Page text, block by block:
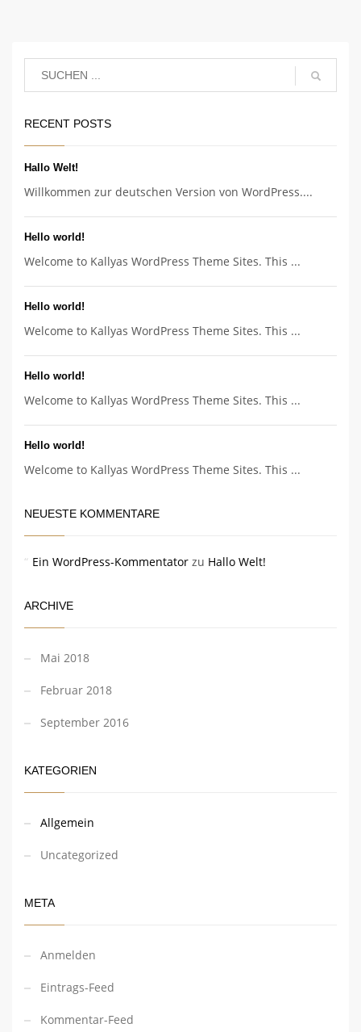
RECENT POSTS
Hallo Welt!
Willkommen zur deutschen Version von WordPress....
Hello world!
Welcome to Kallyas WordPress Theme Sites. This ...
Hello world!
Welcome to Kallyas WordPress Theme Sites. This ...
Hello world!
Welcome to Kallyas WordPress Theme Sites. This ...
Hello world!
Welcome to Kallyas WordPress Theme Sites. This ...
NEUESTE KOMMENTARE
Ein WordPress-Kommentator zu Hallo Welt!
ARCHIVE
Mai 2018
Februar 2018
September 2016
KATEGORIEN
Allgemein
Uncategorized
META
Anmelden
Eintrags-Feed
Kommentar-Feed